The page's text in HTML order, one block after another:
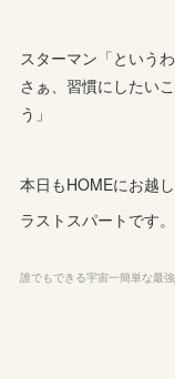
スターマン「という
さぁ、習慣にしたい
う」
本日もHOMEにお越
ラストスパートです。
誰でもできる宇宙一簡単な最